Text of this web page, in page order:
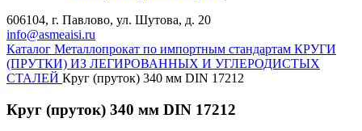
606104, г. Павлово, ул. Шутова, д. 20
info@asmeaisi.ru
Каталог Металлопрокат по импортным стандартам КРУГИ
(ПРУТКИ) ИЗ ЛЕГИРОВАННЫХ И УГЛЕРОДИСТЫХ
СТАЛЕЙ Круг (пруток) 340 мм DIN 17212
Круг (пруток) 340 мм DIN 17212